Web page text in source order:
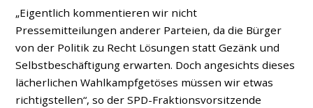
„Eigentlich kommentieren wir nicht
Pressemitteilungen anderer Parteien, da die Bürger
von der Politik zu Recht Lösungen statt Gezänk und
Selbstbeschäftigung erwarten. Doch angesichts dieses
lächerlichen Wahlkampfgetöses müssen wir etwas
richtigstellen“, so der SPD-Fraktionsvorsitzende